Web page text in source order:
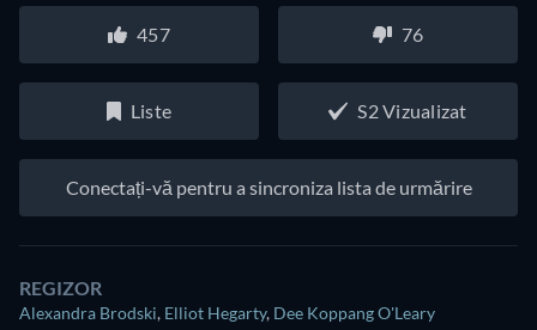
457 76
Liste S2 Vizualizat
Conectați-vă pentru a sincroniza lista de urmărire
REGIZOR
Alexandra Brodski, Elliot Hegarty, Dee Koppang O'Leary